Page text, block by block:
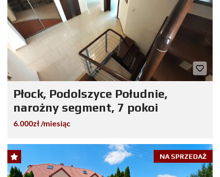
Płock, Podolszyce Południe,
narożny segment, 7 pokoi
6.000zł /miesiąc
NA SPRZEDAŻ